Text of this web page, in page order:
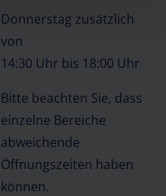
Donnerstag zusätzlich
von
14:30 Uhr bis 18:00 Uhr
Bitte beachten Sie, dass
einzelne Bereiche
abweichende
Öffnungszeiten haben
können.